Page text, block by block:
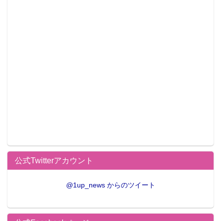
公式Twitterアカウント
@1up_news からのツイート